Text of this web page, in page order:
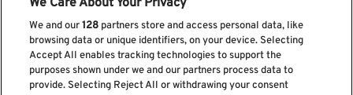
Subscreve a nossa newsletter
We Care About Your Privacy
We and our128 partners store and access personal data, like
browsing data or unique identifiers, on your device. Selecting
Accept All enables tracking technologies to support the
purposes shown under we and our partners process data to
provide. Selecting Reject All or withdrawing your consent